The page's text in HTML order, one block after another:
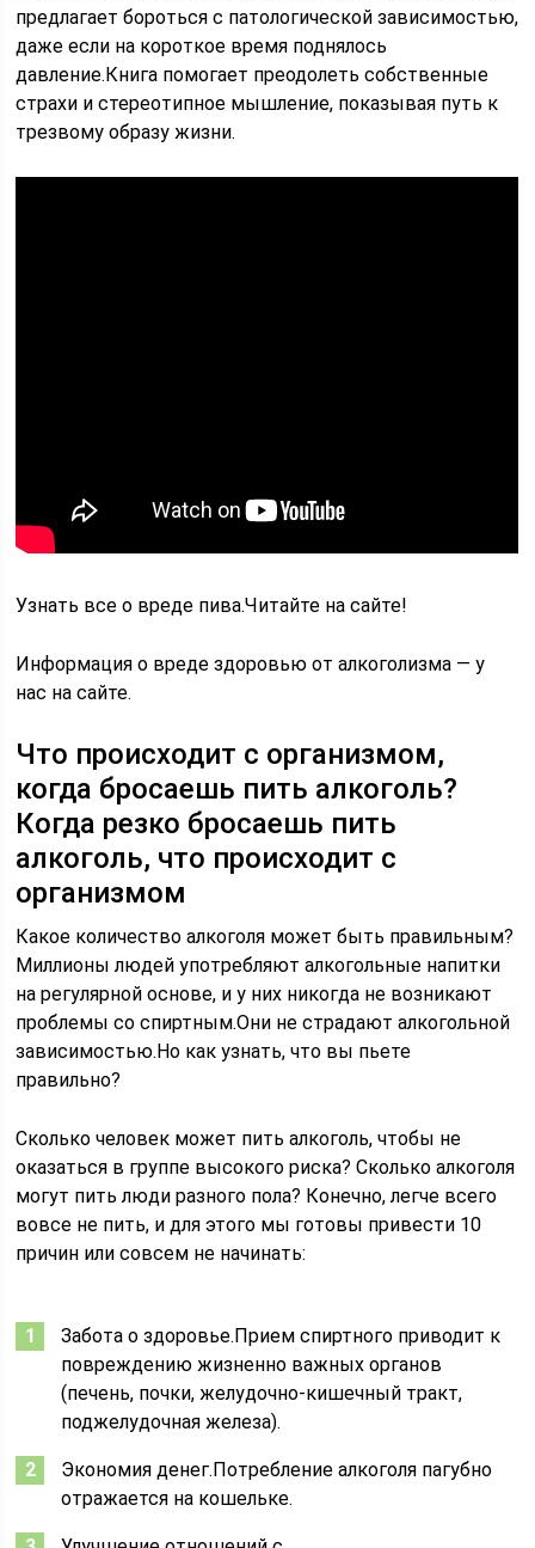
предлагает бороться с патологической зависимостью,
даже если на короткое время поднялось
давление.Книга помогает преодолеть собственные
страхи и стереотипное мышление, показывая путь к
трезвому образу жизни.
Узнать все о вреде пива.Читайте на сайте!
Информация о вреде здоровью от алкоголизма — у
нас на сайте.
Что происходит с организмом,
когда бросаешь пить алкоголь?
Когда резко бросаешь пить
алкоголь, что происходит с
организмом
Какое количество алкоголя может быть правильным?
Миллионы людей употребляют алкогольные напитки
на регулярной основе, и у них никогда не возникают
проблемы со спиртным.Они не страдают алкогольной
зависимостью.Но как узнать, что вы пьете
правильно?
Сколько человек может пить алкоголь, чтобы не
оказаться в группе высокого риска? Сколько алкоголя
могут пить люди разного пола? Конечно, легче всего
вовсе не пить, и для этого мы готовы привести 10
причин или совсем не начинать:
Забота о здоровье.Прием спиртного приводит к
повреждению жизненно важных органов
(печень, почки, желудочно-кишечный тракт,
поджелудочная железа).
Экономия денег.Потребление алкоголя пагубно
отражается на кошельке.